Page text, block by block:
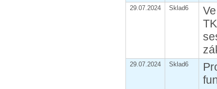
29.07.2024 Sklad6
29.07.2024 Sklad6